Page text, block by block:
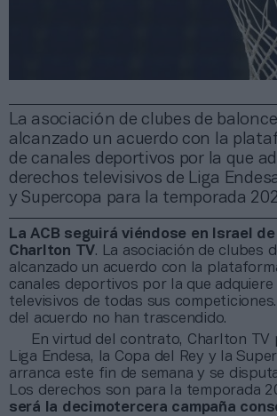
La asociación de clubes de
alcanzado un acuerdo con la
de canales deportivos por la que
derechos televisivos de Liga
y Supercopa para la temporada
La ACB seguirá viéndose en Israel
Charlton TV. La asociación de clubes
alcanzado un acuerdo con la
canales deportivos por la que
televisivos de todas sus
del acuerdo no han trascendido.
En virtud del contrato, Charlton TV
Liga Endesa, la Copa del Rey y la
arranca este fin de semana y se
Los derechos son para la temporada
será la decimotercera campaña